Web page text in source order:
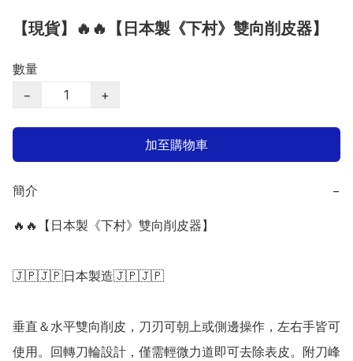
【現貨】🔥🔥【日本製《下村》雙向削皮器】
數量
−
+
加至購物車
簡介 −
🔥🔥【日本製《下村》雙向削皮器】
🇯🇵🇯🇵日本製造🇯🇵🇯🇵
垂直＆水平雙向削皮，刀刃可朝上或側邊操作，左右手皆可
使用。回轉刀輪設計，僅需輕微力道即可去除表皮。附刀峰